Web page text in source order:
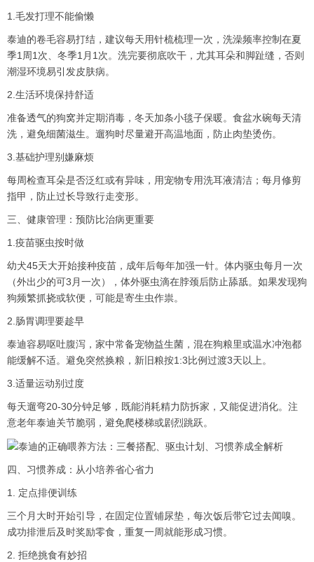
1.毛发打理不能偷懒
泰迪的卷毛容易打结，建议每天用针梳梳理一次，洗澡频率控制在夏
季1周1次、冬季1月1次。洗完要彻底吹干，尤其耳朵和脚趾缝，否则
潮湿环境易引发皮肤病。
2.生活环境保持舒适
准备透气的狗窝并定期消毒，冬天加条小毯子保暖。食盆水碗每天清
洗，避免细菌滋生。遛狗时尽量避开高温地面，防止肉垫烫伤。
3.基础护理别嫌麻烦
每周检查耳朵是否泛红或有异味，用宠物专用洗耳液清洁；每月修剪
指甲，防止过长导致行走变形。
三、健康管理：预防比治病更重要
1.疫苗驱虫按时做
幼犬45天大开始接种疫苗，成年后每年加强一针。体内驱虫每月一次
（外出少的可3月一次），体外驱虫滴在脖颈后防止舔舐。如果发现狗
狗频繁抓挠或软便，可能是寄生虫作祟。
2.肠胃调理要趁早
泰迪容易呕吐腹泻，家中常备宠物益生菌，混在狗粮里或温水冲泡都
能缓解不适。避免突然换粮，新旧粮按1:3比例过渡3天以上。
3.适量运动别过度
每天遛弯20-30分钟足够，既能消耗精力防拆家，又能促进消化。注
意老年泰迪关节脆弱，避免爬楼梯或剧烈跳跃。
四、习惯养成：从小培养省心省力
1. 定点排便训练
三个月大时开始引导，在固定位置铺尿垫，每次饭后带它过去闻嗅。
成功排泄后及时奖励零食，重复一周就能形成习惯。
2. 拒绝挑食有妙招